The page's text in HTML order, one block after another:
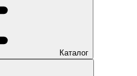
Каталог